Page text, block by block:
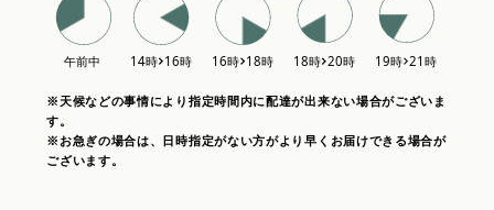
※天候などの事情により指定時間内に配達が出来ない場合がございま
す。
※お急ぎの場合は、日時指定がない方がより早くお届けできる場合が
ございます。